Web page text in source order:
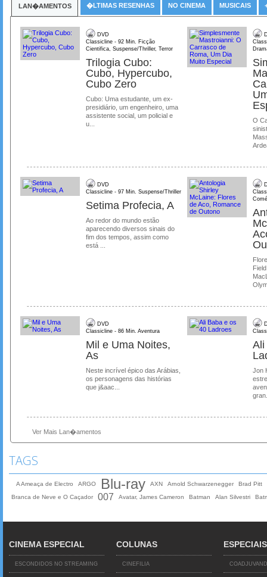
LAN�AMENTOS �LTIMAS RESENHAS NO CINEMA MUSICAIS
DVD
Classicline - 92 Min. Ficção
Cientifica, Suspense/Thriller, Terror
Trilogia Cubo:
Cubo, Hypercubo,
Cubo Zero
Cubo: Uma estudante, um ex-
presidiário, um engenheiro, uma
assistente social, um policial e
u...
O
DVD
Classicline - 97 Min. Suspense/Thriller
Setima Profecia, A
Ao redor do mundo estão
aparecendo diversos sinais do
fim dos tempos, assim como
está ...
DVD
Classicline - 86 Min. Aventura
Mil e Uma Noites,
As
Neste incrível épico das Arábias,
os personagens das histórias
que j&aac...
Ali
Jon
Ver Mais Lan�amentos
TAGS
A Ameaça de Electro ARGO Blu-ray AXN Arnold Schwarzenegger
Brad Pitt
Branca de Neve e O Caçador
007 Avatar, James Cameron Batman Alan Silvestri
CINEMA ESPECIAL
ESCONDIDOS NO STREAMING
COLUNAS
CINEFILIA
ESPECIAIS